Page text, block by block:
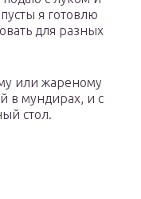
я готовлю
для разных
или жареному
в мундирах, и с
стол.